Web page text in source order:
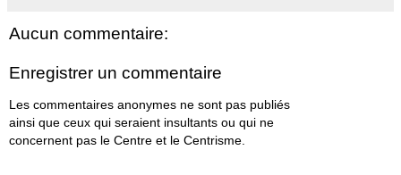
Aucun commentaire:
Enregistrer un commentaire
Les commentaires anonymes ne sont pas publiés
ainsi que ceux qui seraient insultants ou qui ne
concernent pas le Centre et le Centrisme.